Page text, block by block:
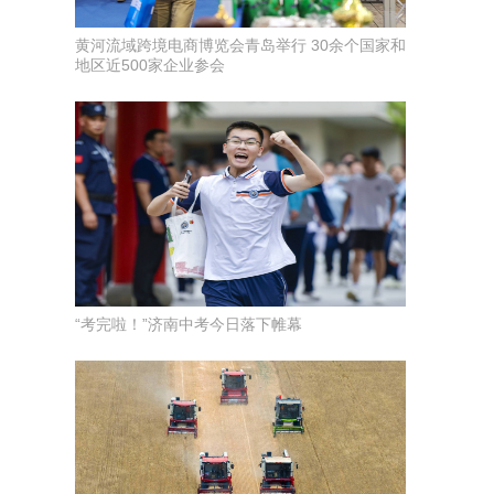
黄河流域跨境电商博览会青岛举行 30余个国家和
地区近500家企业参会
“考完啦！”济南中考今日落下帷幕